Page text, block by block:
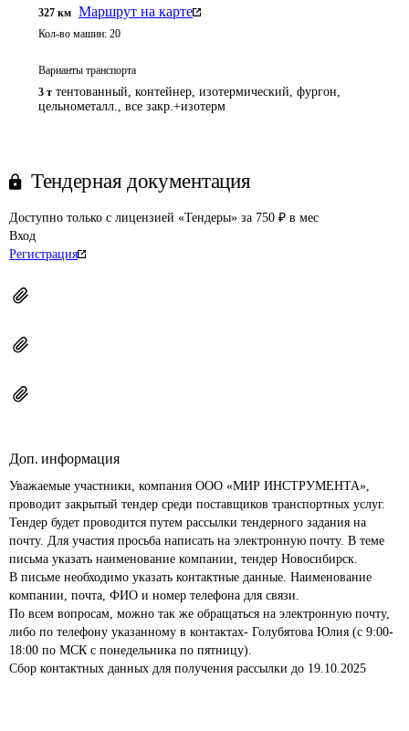
327 км Маршрут на карте
Кол-во машин: 20
Варианты транспорта
3 т тентованный, контейнер, изотермический, фургон,
цельнометалл., все закр.+изотерм
Тендерная документация
Доступно только с лицензией «Тендеры» за 750 ₽ в мес
Вход
Регистрация
Доп. информация
Уважаемые участники, компания ООО «МИР ИНСТРУМЕНТА»,
проводит закрытый тендер среди поставщиков транспортных услуг.
Тендер будет проводится путем рассылки тендерного задания на
почту. Для участия просьба написать на электронную почту. В теме
письма указать наименование компании, тендер Новосибирск.
В письме необходимо указать контактные данные. Наименование
компании, почта, ФИО и номер телефона для связи.
По всем вопросам, можно так же обращаться на электронную почту,
либо по телефону указанному в контактах- Голубятова Юлия (с 9:00-
18:00 по МСК с понедельника по пятницу).
Сбор контактных данных для получения рассылки до 19.10.2025